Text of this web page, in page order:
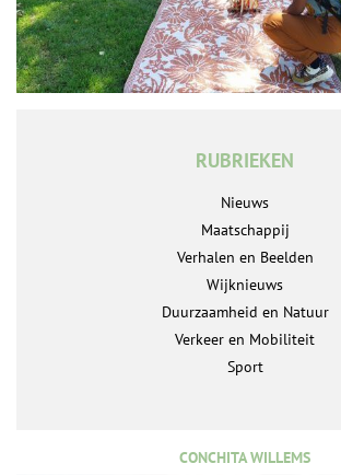
RUBRIEKEN
Nieuws
Maatschappij
Verhalen en Beelden
Wijknieuws
Duurzaamheid en Natuur
Verkeer en Mobiliteit
Sport
CONCHITA WILLEMS